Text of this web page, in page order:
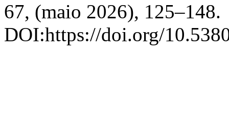
67, (maio 2026), 125–148.
DOI:https://doi.org/